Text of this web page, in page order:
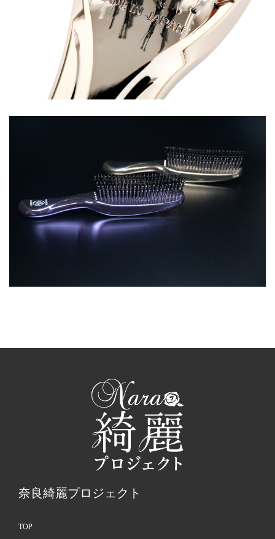
奈良綺麗プロジェクト
TOP